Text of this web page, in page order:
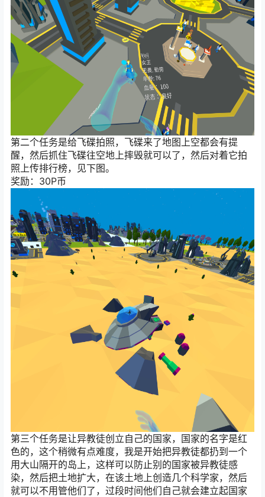
第二个任务是给飞碟拍照，飞碟来了地图上空都会有提
醒，然后抓住飞碟往空地上摔毁就可以了，然后对着它拍
照上传排行榜，见下图。
奖励：30P币
第三个任务是让异教徒创立自己的国家，国家的名字是红
色的，这个稍微有点难度，我是开始把异教徒都扔到一个
用大山隔开的岛上，这样可以防止别的国家被异教徒感
染，然后把土地扩大，在该土地上创造几个科学家，然后
就可以不用管他们了，过段时间他们自己就会建立起国家